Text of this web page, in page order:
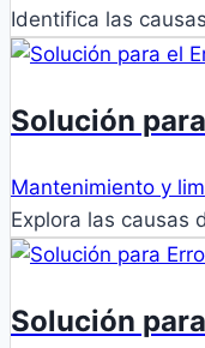
Identifica las
Solución
Mantenimiento y
Explora las causas
Solución